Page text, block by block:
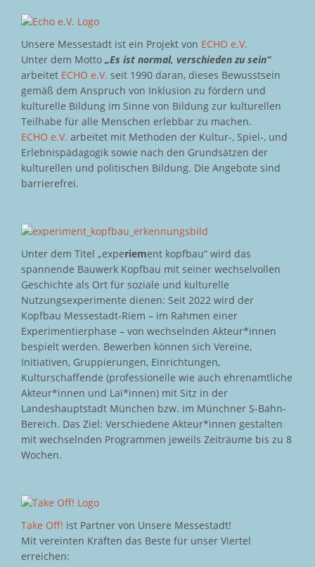
Unsere Messestadt ist ein Projekt von ECHO e.V.
Unter dem Motto „Es ist normal, verschieden zu sein“
arbeitet ECHO e.V. seit 1990 daran, dieses Bewusstsein
gemäß dem Anspruch von Inklusion zu fördern und
kulturelle Bildung im Sinne von Bildung zur kulturellen
Teilhabe für alle Menschen erlebbar zu machen.
ECHO e.V. arbeitet mit Methoden der Kultur-, Spiel-, und
Erlebnispädagogik sowie nach den Grundsätzen der
kulturellen und politischen Bildung. Die Angebote sind
barrierefrei.
Unter dem Titel „experiement kopfbau“ wird das
spannende Bauwerk Kopfbau mit seiner wechselvollen
Geschichte als Ort für soziale und kulturelle
Nutzungsexperimente dienen: Seit 2022 wird der
Kopfbau Messestadt-Riem – im Rahmen einer
Experimentierphase – von wechselnden Akteur*innen
bespielt werden. Bewerben können sich Vereine,
Initiativen, Gruppierungen, Einrichtungen,
Kulturschaffende (professionelle wie auch ehrenamtliche
Akteur*innen und Lai*innen) mit Sitz in der
Landeshauptstadt München bzw. im Münchner S-Bahn-
Bereich. Das Ziel: Verschiedene Akteur*innen gestalten
mit wechselnden Programmen jeweils Zeiträume bis zu 8
Wochen.
Take Off! ist Partner von Unsere Messestadt!
Mit vereinten Kräften das Beste für unser Viertel
erreichen: